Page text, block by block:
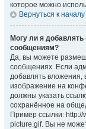
которое можно
Вернуться к началу
Могу ли я добавлять
сообщениям?
Да, вы можете
сообщениях. Если
добавлять вложения,
изображение на
должны указать
сохранённое на
Пример ссылки: http://
picture.gif. Вы не